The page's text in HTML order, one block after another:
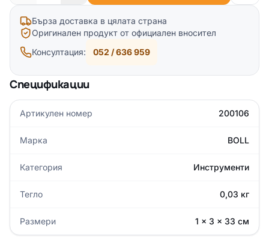
Бърза доставка в цялата страна
Оригинален продукт от официален вносител
Консултация:
052 / 636 959
Спецификации
Артикулен номер 200106
Марка BOLL
Категория Инструменти
Тегло 0,03 кг
Размери 1 × 3 × 33 см